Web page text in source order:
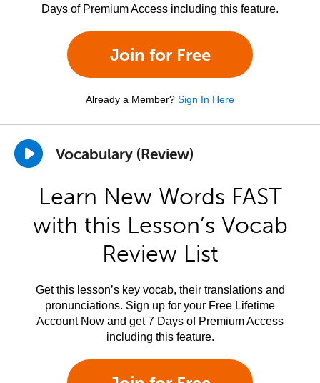
Days of Premium Access including this feature.
Join for Free
Already a Member? Sign In Here
Vocabulary (Review)
Learn New Words FAST
with this Lesson’s Vocab
Review List
Get this lesson’s key vocab, their translations and
pronunciations. Sign up for your Free Lifetime
Account Now and get 7 Days of Premium Access
including this feature.